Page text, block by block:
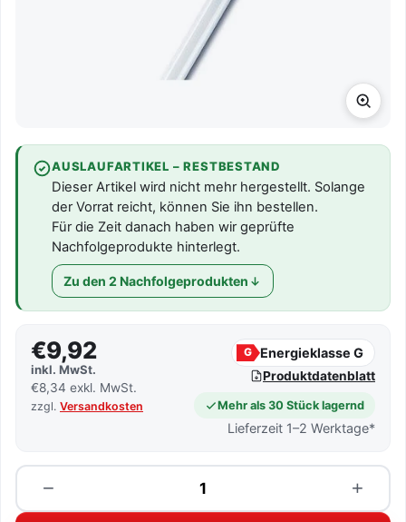
AUSLAUFARTIKEL – RESTBESTAND
Dieser Artikel wird nicht mehr hergestellt. Solange
der Vorrat reicht, können Sie ihn bestellen.
Für die Zeit danach haben wir geprüfte
Nachfolgeprodukte hinterlegt.
Zu den 2 Nachfolgeprodukten
€9,92
inkl. MwSt.
€8,34 exkl. MwSt.
zzgl. Versandkosten
G Energieklasse G
Produktdatenblatt
Mehr als 30 Stück lagernd
Lieferzeit 1–2 Werktage*
−
Menge +